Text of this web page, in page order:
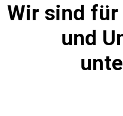
Wir sind für
und